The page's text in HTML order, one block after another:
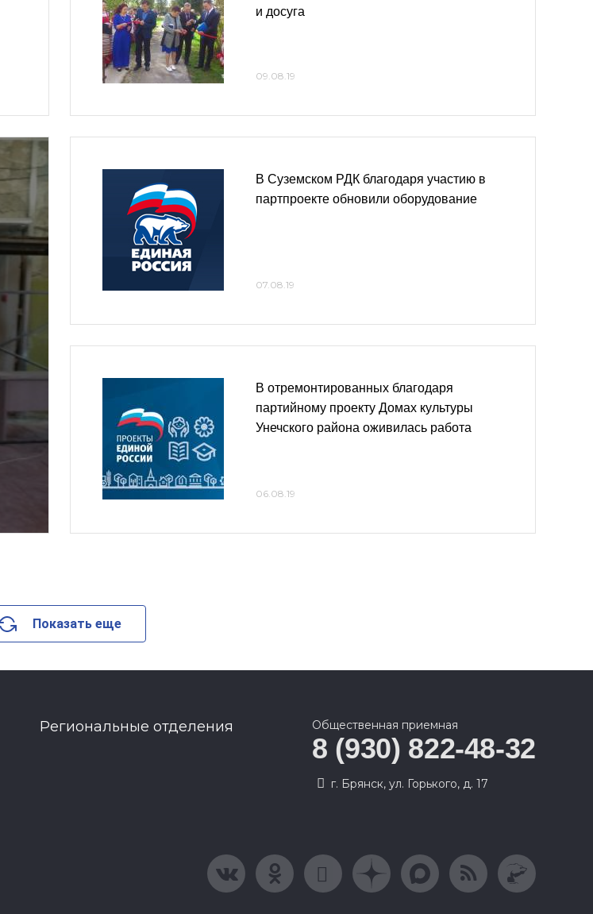
и досуга
09.08.19
В Суземском РДК благодаря участию в
партпроекте обновили оборудование
07.08.19
В отремонтированных благодаря
партийному проекту Домах культуры
Унечского района оживилась работа
06.08.19
Показать еще
Региональные отделения Общественная приемная
8 (930) 822-48-32
г. Брянск, ул. Горького, д. 17